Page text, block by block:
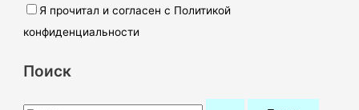
Я прочитал и согласен с Политикой
конфиденциальности
Поиск